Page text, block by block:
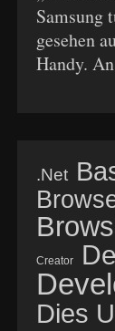
Samsung
gesehen
Handy.
.net
Creator
Dies